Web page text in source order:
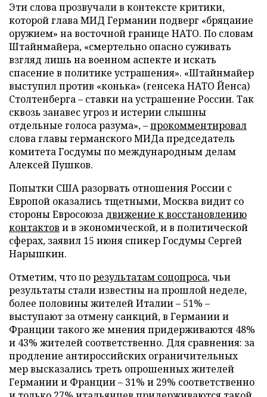
Эти слова прозвучали в контексте критики,
которой глава МИД Германии подверг «бряцание
оружием» на восточной границе НАТО. По словам
Штайнмайера, «смертельно опасно суживать
взгляд лишь на военном аспекте и искать
спасение в политике устрашения». «Штайнмайер
выступил против «конька» (генсека НАТО Йенса)
Столтенберга – ставки на устрашение России. Так
сквозь занавес угроз и истерии слышны
отдельные голоса разума», –прокомментировал
слова главы германского МИДа председатель
комитета Госдумы по международным делам
Алексей Пушков.
Попытки США разорвать отношения России с
Европой оказались тщетными, Москва видит со
стороны Евросоюза движение к восстановлению
контактов и в экономической, и в политической
сферах, заявил 15 июня спикер Госдумы Сергей
Нарышкин.
Отметим, что порезультатам соцопроса, чьи
результаты стали известны на прошлой неделе,
более половины жителей Италии – 51% –
выступают за отмену санкций, в Германии и
Франции такого же мнения придерживаются 48%
и 43% жителей соответственно. Для сравнения: за
продление антироссийских ограничительных
мер высказались треть опрошенных жителей
Германии и Франции – 31% и 29% соответственно